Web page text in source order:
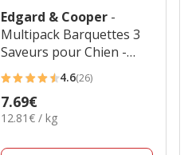
Edgard & Cooper -
Multipack Barquettes 3
Saveurs pour Chien -
6x100g
4.6
étoiles
avec
26
4.6(26)
Prix
7.69€
7.69€
12.81€
Kg
12.81€ / kg